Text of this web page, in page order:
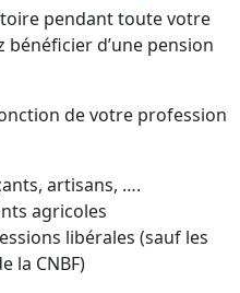
pendant toute votre
d’une pension
de votre profession
artisans, ….
agricoles
libérales (sauf les
la CNBF)